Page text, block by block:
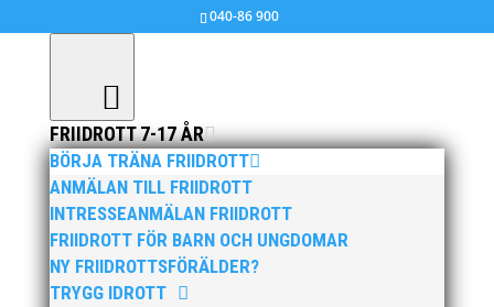
040-86 900
FRIIDROTT 7-17 ÅR
BÖRJA TRÄNA FRIIDROTT
ANMÄLAN TILL FRIIDROTT
INTRESSEANMÄLAN FRIIDROTT
FRIIDROTT FÖR BARN OCH UNGDOMAR
NY FRIIDROTTSFÖRÄLDER?
TRYGG IDROTT
jul 7, 2010| Ingen kategori
Se VIDEO! DM i Eslöv, Diskus(Klicka Här)